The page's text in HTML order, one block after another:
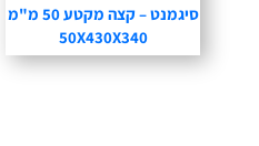
סיגמנט – קצה מקטע 50 מ"מ
50X430X340